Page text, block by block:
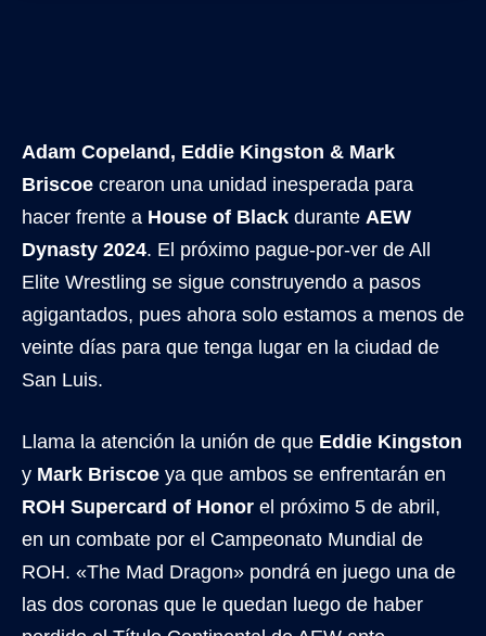
Adam Copeland, Eddie Kingston & Mark
Briscoe crearon una unidad inesperada para
hacer frente a House of Black durante AEW
Dynasty 2024. El próximo pague-por-ver de All
Elite Wrestling se sigue construyendo a pasos
agigantados, pues ahora solo estamos a menos de
veinte días para que tenga lugar en la ciudad de
San Luis.
Llama la atención la unión de que Eddie Kingston
y Mark Briscoe ya que ambos se enfrentarán en
ROH Supercard of Honor el próximo 5 de abril,
en un combate por el Campeonato Mundial de
ROH. «The Mad Dragon» pondrá en juego una de
las dos coronas que le quedan luego de haber